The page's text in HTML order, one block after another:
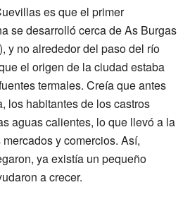
es que el primer
se desarrolló cerca de As Burgas
y no alrededor del paso del río
el origen de la ciudad estaba
termales. Creía que antes
los habitantes de los castros
aguas calientes, lo que llevó a la
y comercios. Así,
ya existía un pequeño
a crecer.